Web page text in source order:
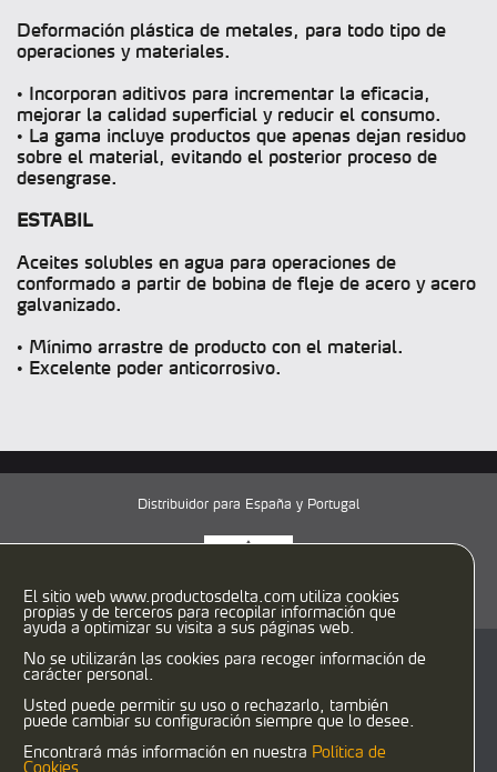
El sitio web www.productosdelta.com utiliza cookies
propias y de terceros para recopilar información que
ayuda a optimizar su visita a sus páginas web.
No se utilizarán las cookies para recoger información de
carácter personal.
Usted puede permitir su uso o rechazarlo, también
puede cambiar su configuración siempre que lo desee.
Encontrará más información en nuestra Política de
Cookies
Deformación plástica de metales, para todo tipo de
operaciones y materiales.
• Incorporan aditivos para incrementar la eficacia,
mejorar la calidad superficial y reducir el consumo.
• La gama incluye productos que apenas dejan residuo
sobre el material, evitando el posterior proceso de
desengrase.
ESTABIL
Aceites solubles en agua para operaciones de
conformado a partir de bobina de fleje de acero y acero
galvanizado.
• Mínimo arrastre de producto con el material.
• Excelente poder anticorrosivo.
Distribuidor para España y Portugal
C/ Caracas, 29-31
T: 933458900
F: 933458958
delta@productosdelta.com
export@productosdelta.com
deltalubmexico@productosdelta.com